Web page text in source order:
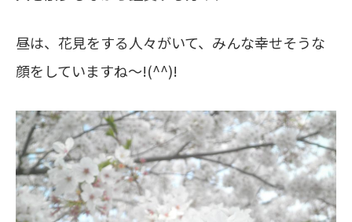
昼は、花見をする人々がいて、みんな幸せそうな
顔をしていますね～!(^^)!